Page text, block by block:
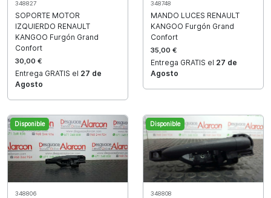
348827
SOPORTE MOTOR
IZQUIERDO RENAULT
KANGOO Furgón Grand
Confort
30,00 €
Entrega GRATIS el 27 de
Agosto
348748
MANDO LUCES RENAULT
KANGOO Furgón Grand
Confort
35,00 €
Entrega GRATIS el 27 de
Agosto
Disponible
348806
Disponible
348808